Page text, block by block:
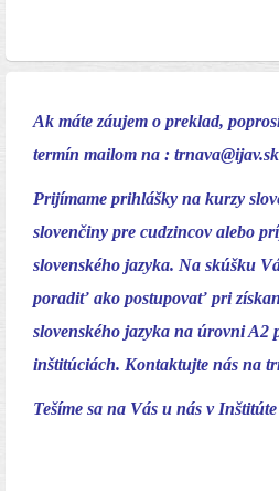
Ak máte záujem o preklad,
termín mailom na : trnava@ijav.sk
Prijímame prihlášky na kurzy
slovenčiny pre cudzincov alebo
slovenského jazyka. Na skúšku
poradiť ako postupovať pri
slovenského jazyka na úrovni A2
inštitúciách. Kontaktujte nás na
Tešíme sa na Vás u nás v